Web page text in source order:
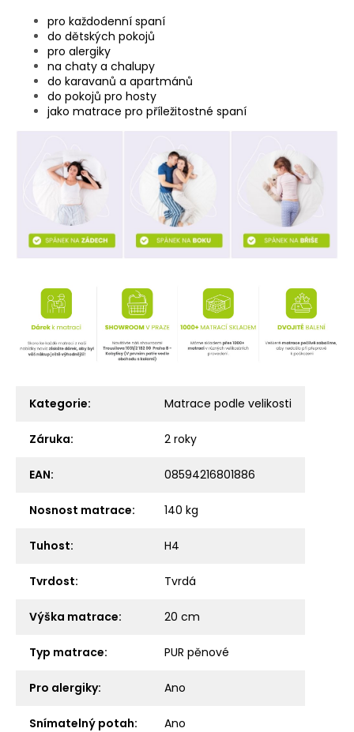
pro každodenní spaní
do dětských pokojů
pro alergiky
na chaty a chalupy
do karavanů a apartmánů
do pokojů pro hosty
jako matrace pro příležitostné spaní
Kategorie: Matrace podle velikosti
Záruka: 2 roky
EAN: 08594216801886
Nosnost matrace: 140 kg
Tuhost: H4
Tvrdost: Tvrdá
Výška matrace: 20 cm
Typ matrace: PUR pěnové
Pro alergiky: Ano
Snímatelný potah: Ano